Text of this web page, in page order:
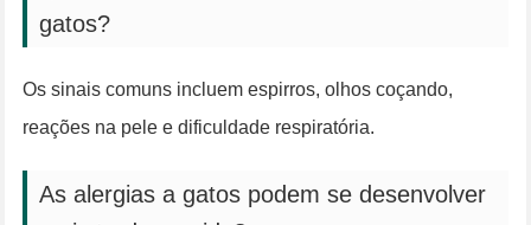
gatos?
Os sinais comuns incluem espirros, olhos coçando,
reações na pele e dificuldade respiratória.
As alergias a gatos podem se desenvolver